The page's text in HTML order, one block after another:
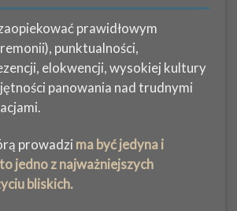
prawidłowym
punktualności,
elokwencji, wysokiej kultury
panowania nad trudnymi
prowadzi ma być jedyna i
jedno z najważniejszych
bliskich.